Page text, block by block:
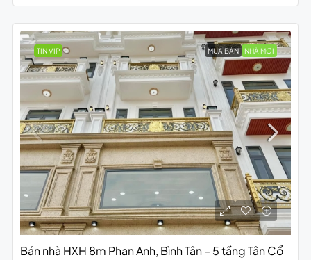
TIN VIP MUA BÁN NHÀ MỚI
Bán nhà HXH 8m Phan Anh, Bình Tân – 5 tầng Tân Cổ